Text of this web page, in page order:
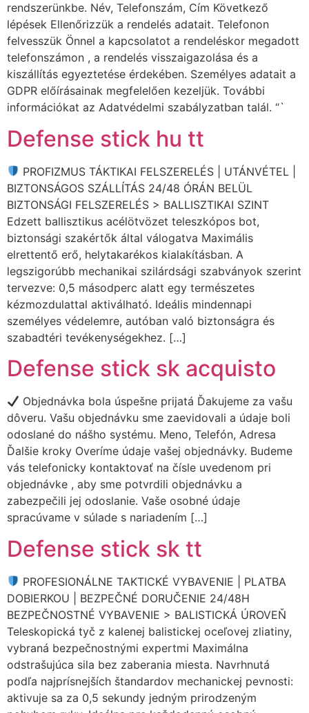
rendszerünkbe. Név, Telefonszám, Cím Következő
lépések Ellenőrizzük a rendelés adatait. Telefonon
felvesszük Önnel a kapcsolatot a rendeléskor megadott
telefonszámon , a rendelés visszaigazolása és a
kiszállítás egyeztetése érdekében. Személyes adatait a
GDPR előírásainak megfelelően kezeljük. További
információkat az Adatvédelmi szabályzatban talál. “`
Defense stick hu tt
PROFIZMUS TÁKTIKAI FELSZERELÉS | UTÁNVÉTEL |
BIZTONSÁGOS SZÁLLÍTÁS 24/48 ÓRÁN BELÜL
BIZTONSÁGI FELSZERELÉS > BALLISZTIKAI SZINT
Edzett ballisztikus acélötvözet teleszkópos bot,
biztonsági szakértők által válogatva Maximális
elrettentő erő, helytakarékos kialakításban. A
legszigorúbb mechanikai szilárdsági szabványok szerint
tervezve: 0,5 másodperc alatt egy természetes
kézmozdulattal aktiválható. Ideális mindennapi
személyes védelemre, autóban való biztonságra és
szabadtéri tevékenységekhez. […]
Defense stick sk acquisto
Objednávka bola úspešne prijatá Ďakujeme za vašu
dôveru. Vašu objednávku sme zaevidovali a údaje boli
odoslané do nášho systému. Meno, Telefón, Adresa
Ďalšie kroky Overíme údaje vašej objednávky. Budeme
vás telefonicky kontaktovať na čísle uvedenom pri
objednávke , aby sme potvrdili objednávku a
zabezpečili jej odoslanie. Vaše osobné údaje
spracúvame v súlade s nariadením […]
Defense stick sk tt
PROFESIONÁLNE TAKTICKÉ VYBAVENIE | PLATBA
DOBIERKOU | BEZPEČNÉ DORUČENIE 24/48H
BEZPEČNOSTNÉ VYBAVENIE > BALISTICKÁ ÚROVEŇ
Teleskopická tyč z kalenej balistickej oceľovej zliatiny,
vybraná bezpečnostnými expertmi Maximálna
odstrašujúca sila bez zaberania miesta. Navrhnutá
podľa najprísnejších štandardov mechanickej pevnosti:
aktivuje sa za 0,5 sekundy jedným prirodzeným